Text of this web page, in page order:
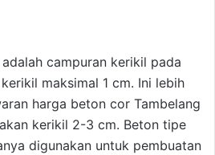
campuran kerikil pada
maksimal 1 cm. Ini lebih
harga beton cor Tambelang
kerikil 2-3 cm. Beton tipe
digunakan untuk pembuatan